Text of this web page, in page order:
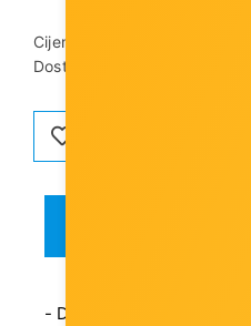
Cijena dostave:
Dostupnost artikla:
- Dual-band 2.4GHz / 5